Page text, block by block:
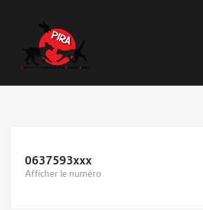
0637593xxx
Afficher le numéro